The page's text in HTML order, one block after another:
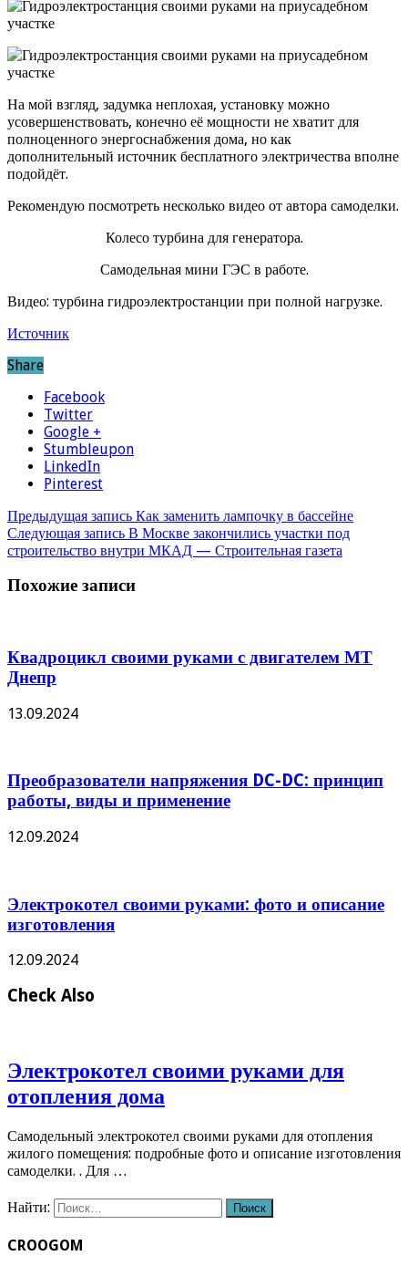
На мой взгляд, задумка неплохая, установку можно
усовершенствовать, конечно её мощности не хватит для
полноценного энергоснабжения дома, но как
дополнительный источник бесплатного электричества вполне
подойдёт.
Рекомендую посмотреть несколько видео от автора самоделки.
Колесо турбина для генератора.
Самодельная мини ГЭС в работе.
Видео: турбина гидроэлектростанции при полной нагрузке.
Источник
Share
Facebook
Twitter
Google +
Stumbleupon
LinkedIn
Pinterest
Предыдущая запись Как заменить лампочку в бассейне
Следующая запись В Москве закончились участки под
строительство внутри МКАД — Строительная газета
Похожие записи
Квадроцикл своими руками с двигателем МТ
Днепр
13.09.2024
Преобразователи напряжения DC-DC: принцип
работы, виды и применение
12.09.2024
Электрокотел своими руками: фото и описание
изготовления
12.09.2024
Check Also
Электрокотел своими руками для
отопления дома
Самодельный электрокотел своими руками для отопления
жилого помещения: подробные фото и описание изготовления
самоделки. . Для …
Найти:
CROOGOM